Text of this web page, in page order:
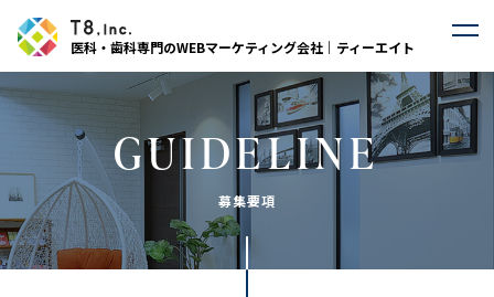
医科・歯科専門のWEBマーケティング会社｜ティーエイト
GUIDELINE
募集要項